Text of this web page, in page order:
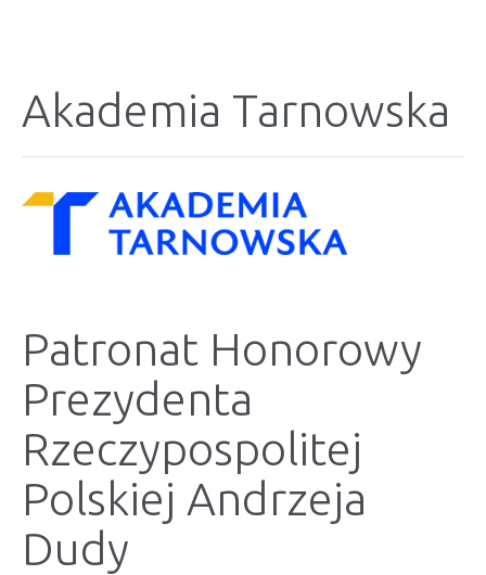
Akademia Tarnowska
Patronat Honorowy
Prezydenta
Rzeczypospolitej
Polskiej Andrzeja
Dudy